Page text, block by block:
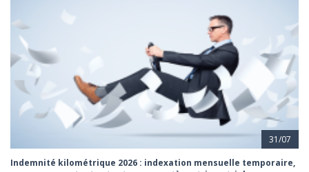
31/07
Indemnité kilométrique 2026 : indexation mensuelle temporaire,